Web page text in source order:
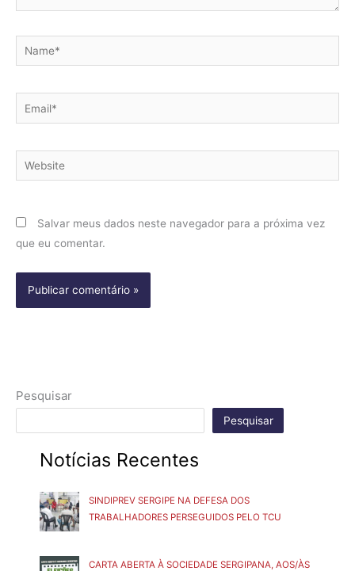
Name*
Email*
Website
Salvar meus dados neste navegador para a próxima vez
que eu comentar.
Pesquisar
Pesquisar
Notícias Recentes
SINDIPREV SERGIPE NA DEFESA DOS
TRABALHADORES PERSEGUIDOS PELO TCU
CARTA ABERTA À SOCIEDADE SERGIPANA, AOS/ÀS